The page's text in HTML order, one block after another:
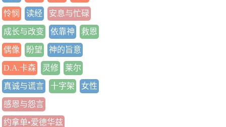
怜悯 读经 安息与忙碌
成长与改变 依靠神 救恩
偶像 盼望 神的旨意
D.A.卡森 灵修 莱尔
真诚与谎言 十字架 女性
感恩与怨言
约拿单•爱德华兹